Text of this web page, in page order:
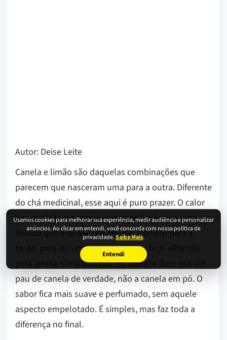
Usamos cookies para melhorar sua experiência, medir audiência e personalizar
anúncios. Ao clicar em entendi, você concorda com nossa política de
privacidade.Saiba Mais.
Entendi
Autor: Deise Leite
Canela e limão são daquelas combinações que
parecem que nasceram uma para a outra. Diferente
do chá medicinal, esse aqui é puro prazer. O calor
da canela junto com a acidez do limão cria uma
bebida que é quase um abraço. Perfeito para a
tarde, para ler um livro, ou só para ficar olhando
pela janela. Uma dica que eu sempre dou: usa um
pau de canela de verdade, não a canela em pó. O
sabor fica mais suave e perfumado, sem aquele
aspecto empelotado. É simples, mas faz toda a
diferença no final.